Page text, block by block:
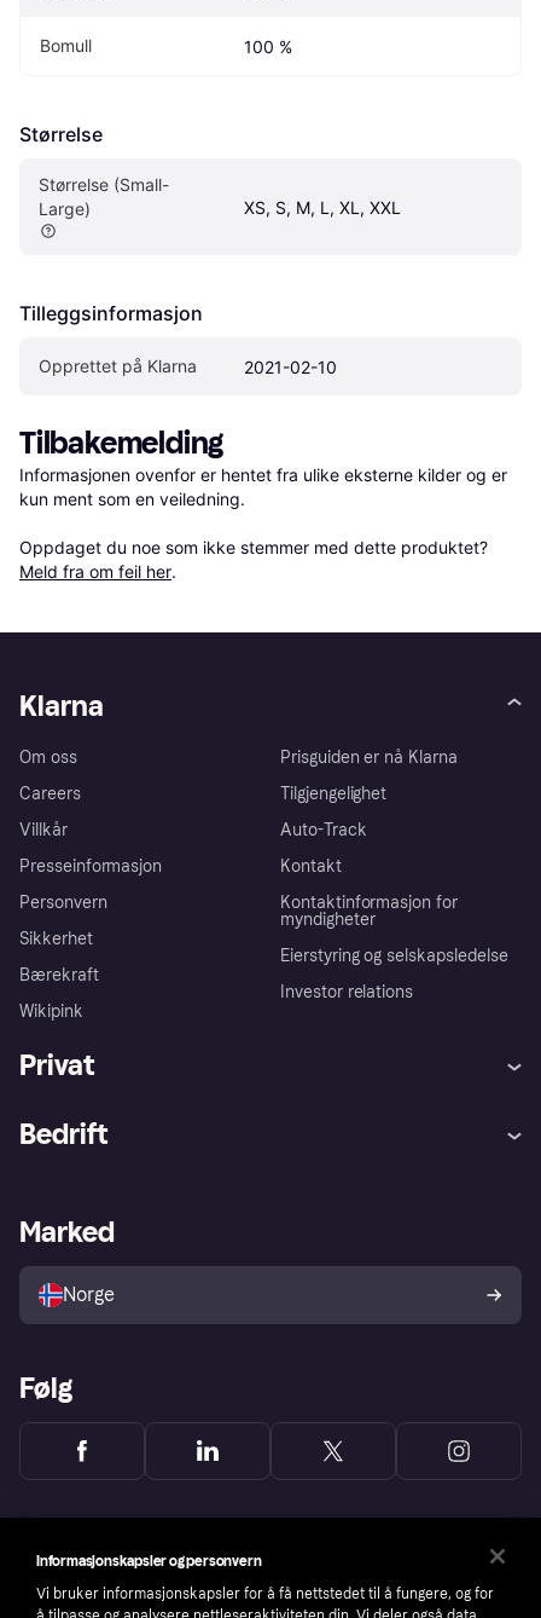
Bomull 100 %
Størrelse
Størrelse (Small-
Large)
XS, S, M, L, XL, XXL
Tilleggsinformasjon
Opprettet på Klarna 2021-02-10
Tilbakemelding
Informasjonen ovenfor er hentet fra ulike eksterne kilder og er
kun ment som en veiledning.
Oppdaget du noe som ikke stemmer med dette produktet?
Meld fra om feil her.
Klarna
Om oss
Careers
Villkår
Presseinformasjon
Personvern
Sikkerhet
Bærekraft
Wikipink
Prisguiden er nå Klarna
Tilgjengelighet
Auto-Track
Kontakt
Kontaktinformasjon for
myndigheter
Eierstyring og selskapsledelse
Investor relations
Privat
Utforsk butikker
Bedrift
Merchant portal
Marked
Norge
Følg
Informasjonskapsler og personvern
Vi bruker informasjonskapsler for å få nettstedet til å fungere, og for